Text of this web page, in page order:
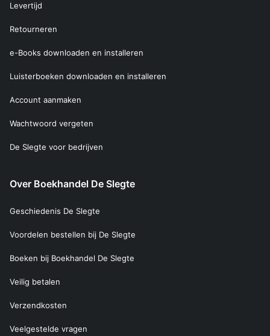
Levertijd
Retourneren
e-Books downloaden en installeren
Luisterboeken downloaden en installeren
Account aanmaken
Wachtwoord vergeten
De Slegte voor bedrijven
Over Boekhandel De Slegte
Geschiedenis De Slegte
Voordelen bestellen bij De Slegte
Boeken bij Boekhandel De Slegte
Veilig betalen
Verzendkosten
Veelgestelde vragen